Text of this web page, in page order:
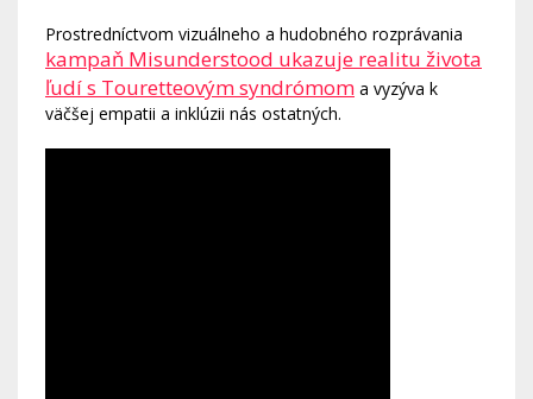
Prostredníctvom vizuálneho a hudobného rozprávania
kampaň Misunderstood ukazuje realitu života
ľudí s Touretteovým syndrómom a vyzýva k
väčšej empatii a inklúzii nás ostatných.